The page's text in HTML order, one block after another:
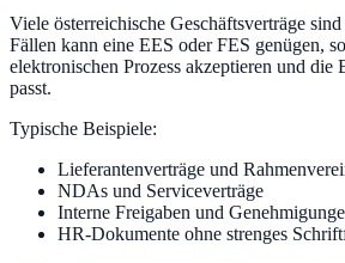
Viele österreichische Geschäftsverträge
Fällen kann eine EES oder FES genügen,
elektronischen Prozess akzeptieren und die
passt.
Typische Beispiele:
Lieferantenverträge und
NDAs und Serviceverträge
Interne Freigaben und
HR-Dokumente ohne strenges